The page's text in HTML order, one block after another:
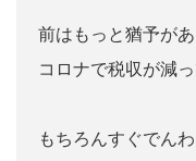
前はもっと猶予が
コロナで税収が減
もちろんすぐでん